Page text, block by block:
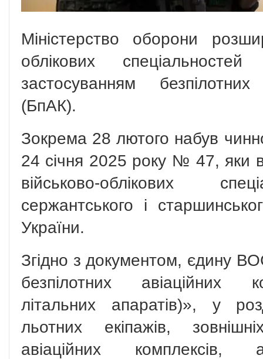
Міністерство оборони
облікових
застосуванням
(БпАК).
Зокрема 28 лютого набув
24 січня 2025 року № 47, яки
військово-облікових
сержантського і
України.
Згідно з документом, єдину
безпілотних авіаційних
літальних апаратів)», у
льотних екіпажів,
авіаційних комплексів,